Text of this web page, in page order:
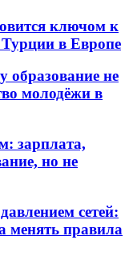
ключом к
в Европе
образование не
молодёжи в
зарплата,
но не
сетей:
менять правила